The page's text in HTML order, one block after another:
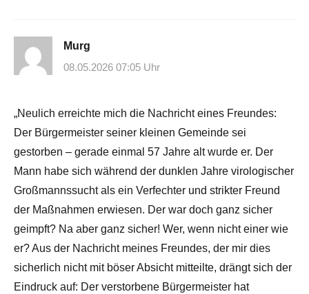
Murg
08.05.2026 07:05 Uhr
„Neulich erreichte mich die Nachricht eines Freundes:
Der Bürgermeister seiner kleinen Gemeinde sei
gestorben – gerade einmal 57 Jahre alt wurde er. Der
Mann habe sich während der dunklen Jahre virologischer
Großmannssucht als ein Verfechter und strikter Freund
der Maßnahmen erwiesen. Der war doch ganz sicher
geimpft? Na aber ganz sicher! Wer, wenn nicht einer wie
er? Aus der Nachricht meines Freundes, der mir dies
sicherlich nicht mit böser Absicht mitteilte, drängt sich der
Eindruck auf: Der verstorbene Bürgermeister hat